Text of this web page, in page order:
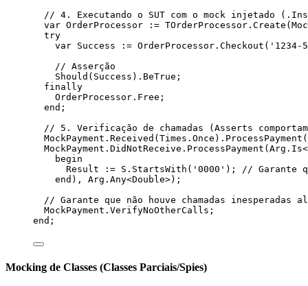
// 4. Executando o SUT com o mock injetado
var OrderProcessor :=
try
var Success := OrderProcessor.Checkout( ' 1234-
// Asserção
Should(Success).BeTrue;
finally
OrderProcessor.Free;
end ;
// 5. Verificação de chamadas (Asserts
MockPayment.Received(Times.Once).ProcessPayment(
MockPayment.DidNotReceive.ProcessPayment(Arg. Is<
begin
Result := S.StartsWith( ' 0000 ' );
// Garante
end ), Arg.Any<Double>);
// Garante que não houve chamadas inesperadas
MockPayment.VerifyNoOtherCalls;
end ;
Mocking de Classes (Classes Parciais/Spies)